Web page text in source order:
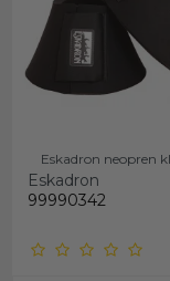
Eskadron neopren
Eskadron
99990342